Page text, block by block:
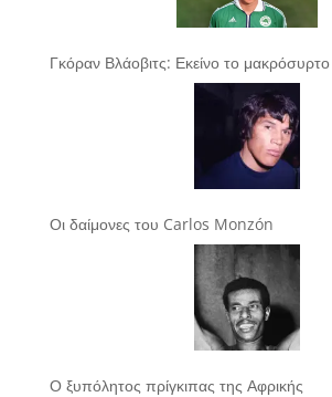
Γκόραν Βλάοβιτς: Εκείνο το
Οι δαίμονες του Carlos Monzón
Ο ξυπόλητος πρίγκιπας της Αφρικής